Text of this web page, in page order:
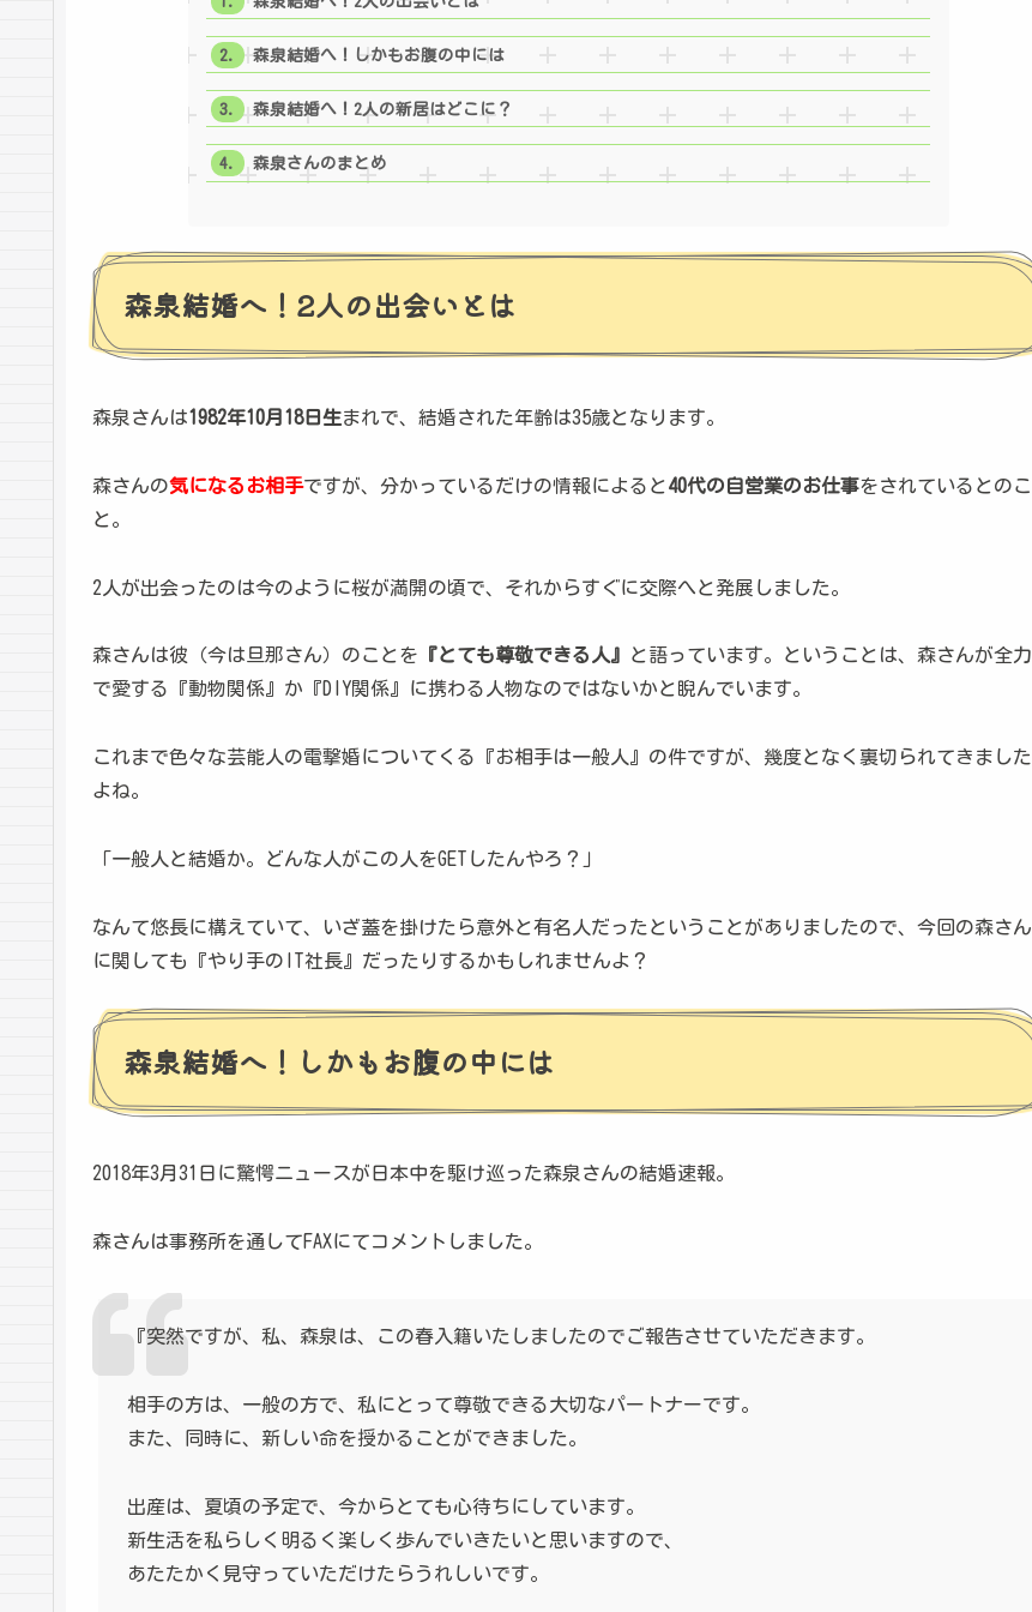
森泉結婚へ！しかもお腹の中には
森泉結婚へ！2人の新居はどこに？
森泉さんのまとめ
森泉結婚へ！2人の出会いとは
森泉さんは1982年10月18日生まれで、結婚された年齢は35歳となります。
森さんの気になるお相手ですが、分かっているだけの情報によると 40代の自営業のお仕事をされているとのこ
と。
2人が出会ったのは今のように桜が満開の頃で、それからすぐに交際へと発展しました。
森さんは彼（今は旦那さん）のことを 『とても尊敬できる人』
と語っています。ということは、森さんが全力
で愛する『動物関係』か『DIY関係』に携わる人物なのではないかと睨んでいます。
これまで色々な芸能人の電撃婚についてくる『お相手は一般人』の件ですが、幾度となく裏切られてきました
よね。
「一般人と結婚か。どんな人がこの人をGETしたんやろ？」
なんて悠長に構えていて、いざ蓋を掛けたら意外と有名人だったということがありましたので、今回の森さん
に関しても『やり手のIT社長』だったりするかもしれませんよ？
森泉結婚へ！しかもお腹の中には
2018年3月31日に驚愕ニュースが日本中を駆け巡った森泉さんの結婚速報。
森さんは事務所を通してFAXにてコメントしました。
『突然ですが、私、森泉は、この春入籍いたしましたのでご報告させていただきます。
相手の方は、一般の方で、私にとって尊敬できる大切なパートナーです。
また、同時に、新しい命を授かることができました。
出産は、夏頃の予定で、今からとても心待ちにしています。
新生活を私らしく明るく楽しく歩んでいきたいと思いますので、
あたたかく見守っていただけたらうれしいです。